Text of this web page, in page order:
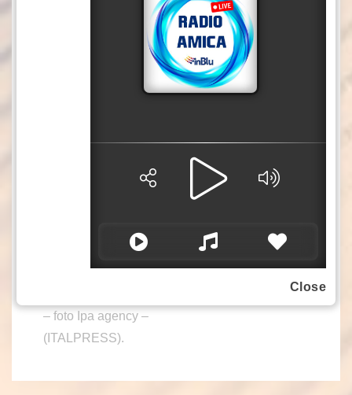
puntualizza -. Perchè è il Pd purtroppo che ha
già fatto una chiamata alle armi ai magistrati
con il discorso di Franceschini in Parlamento.
Ma questo è pericolosissimo. Se vincessero
loro, con il ‘nò alla riforma, i magistrati
sarebbe di nuovo subalterna alle procure, come
è da trent’anni. Se perdessero, la magistratura
ne uscirebbe umiliata ed esposta nella
ministro della Giustizia “non è affatto una
riforma punitiva per i magistrati. Anzi li libera dai
– foto Ipa agency –
(ITALPRESS).
Close